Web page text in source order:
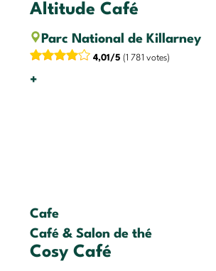
Altitude Café
Parc National de Killarney
4,01/5 (1 781 votes)
+
Cafe
Café & Salon de thé
Cosy Café